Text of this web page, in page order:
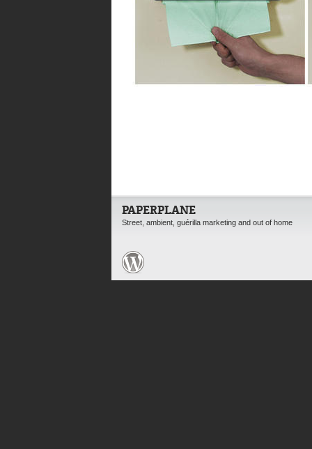
PAPERPLANE
Street, ambient, guérilla marketing and out of home